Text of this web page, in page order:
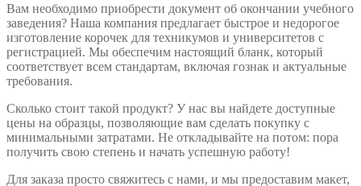
Вам необходимо приобрести документ об окончании учебного
заведения? Наша компания предлагает быстрое и недорогое
изготовление корочек для техникумов и университетов с
регистрацией. Мы обеспечим настоящий бланк, который
соответствует всем стандартам, включая гознак и актуальные
требования.
Сколько стоит такой продукт? У нас вы найдете доступные
цены на образцы, позволяющие вам сделать покупку с
минимальными затратами. Не откладывайте на потом: пора
получить свою степень и начать успешную работу!
Для заказа просто свяжитесь с нами, и мы предоставим макет,